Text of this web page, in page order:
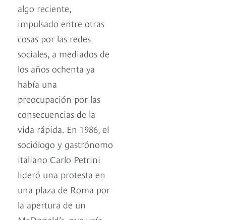
algo reciente,
impulsado entre otras
cosas por las redes
sociales, a mediados de
los años ochenta ya
había una
preocupación por las
consecuencias de la
vida rápida. En 1986, el
sociólogo y gastrónomo
italiano Carlo Petrini
lideró una protesta en
una plaza de Roma por
la apertura de un